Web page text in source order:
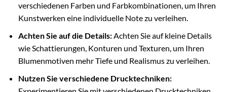
verschiedenen Farben und Farbkombinationen, um Ihren
Kunstwerken eine individuelle Note zu verleihen.
Achten Sie auf die Details:Achten Sie auf kleine Details
wie Schattierungen, Konturen und Texturen, um Ihren
Blumenmotiven mehr Tiefe und Realismus zu verleihen.
Nutzen Sie verschiedene Drucktechniken: